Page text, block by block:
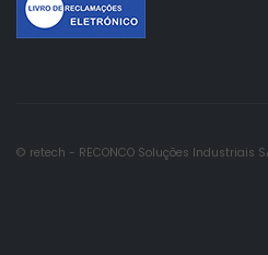
© retech - RECONCO Soluções Industriais